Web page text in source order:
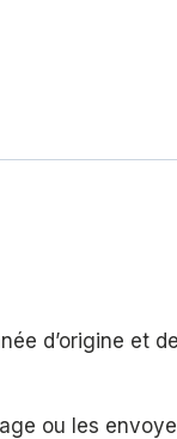
d’origine et de
ou les